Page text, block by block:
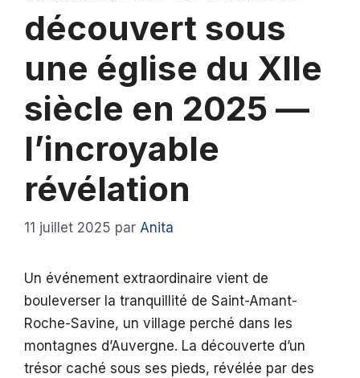
découvert sous
une église du XIIe
siècle en 2025 —
l’incroyable
révélation
11 juillet 2025 par Anita
Un événement extraordinaire vient de
bouleverser la tranquillité de Saint-Amant-
Roche-Savine, un village perché dans les
montagnes d’Auvergne. La découverte d’un
trésor caché sous ses pieds, révélée par des